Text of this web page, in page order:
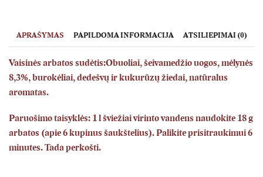
APRAŠYMAS PAPILDOMA INFORMACIJA ATSILIEPIMAI (0)
Vaisinės arbatos sudėtis:Obuoliai, šeivamedžio uogos, mėlynės
8,3%, burokėliai, dedešvų ir kukurūzų žiedai, natūralus
aromatas.
Paruošimo taisyklės: 1 l šviežiai virinto vandens naudokite 18 g
arbatos (apie 6 kupinus šaukštelius). Palikite prisitraukimui 6
minutes.Tada perkošti.